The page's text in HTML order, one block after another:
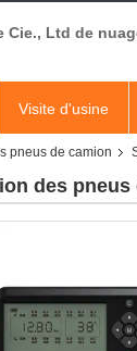
Cie., Ltd de
Visite d'usine
pneus de camion
des